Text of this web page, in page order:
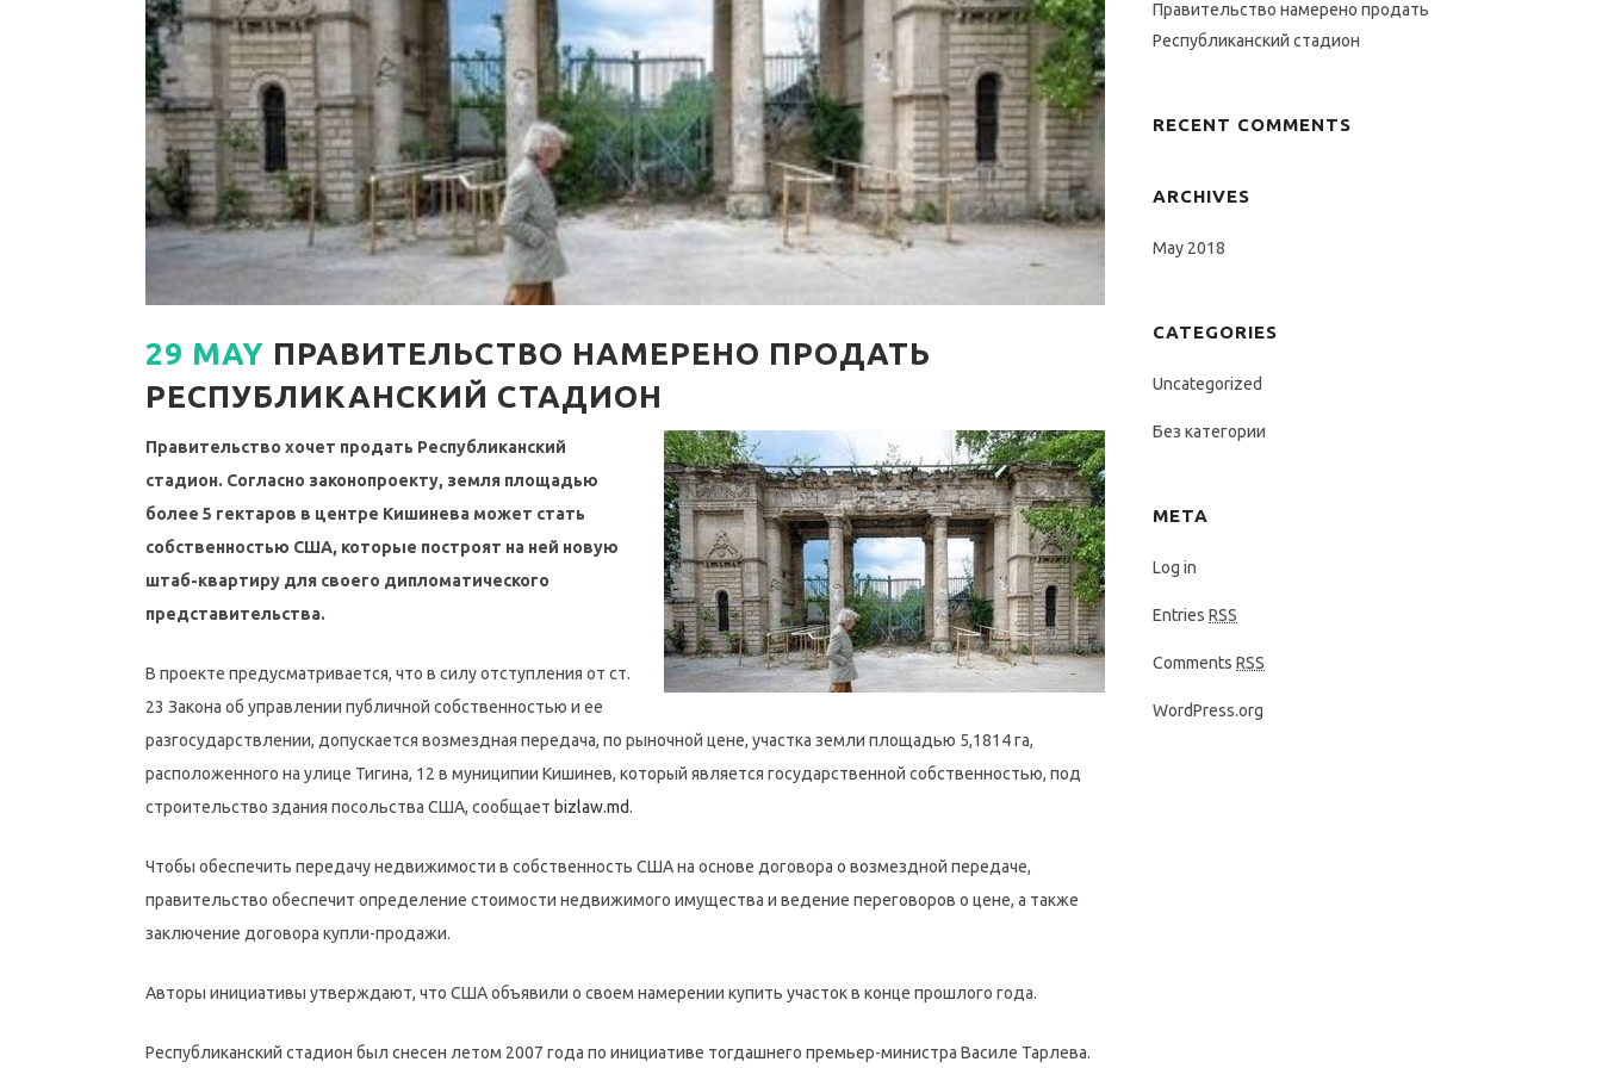
29 MAY ПРАВИТЕЛЬСТВО НАМЕРЕНО ПРОДАТЬ
РЕСПУБЛИКАНСКИЙ СТАДИОН
Правительство хочет продать Республиканский
стадион. Согласно законопроекту, земля площадью
более 5 гектаров в центре Кишинева может стать
собственностью США, которые построят на ней новую
штаб-квартиру для своего дипломатического
представительства.
В проекте предусматривается, что в силу отступления от ст.
23 Закона об управлении публичной собственностью и ее
разгосударствлении, допускается возмездная передача, по рыночной цене, участка земли площадью 5,1814 га,
расположенного на улице Тигина, 12 в муниципии Кишинев, который является государственной собственностью, под
строительство здания посольства США, сообщает bizlaw.md.
Чтобы обеспечить передачу недвижимости в собственность США на основе договора о возмездной передаче,
правительство обеспечит определение стоимости недвижимого имущества и ведение переговоров о цене, а также
заключение договора купли-продажи.
Авторы инициативы утверждают, что США объявили о своем намерении купить участок в конце прошлого года.
Республиканский стадион был снесен летом 2007 года по инициативе тогдашнего премьер-министра Василе Тарлева.
Правительство намерено продать
Республиканский стадион
RECENT COMMENTS
ARCHIVES
May 2018
CATEGORIES
Uncategorized
Без категории
META
Log in
Entries RSS
Comments RSS
WordPress.org